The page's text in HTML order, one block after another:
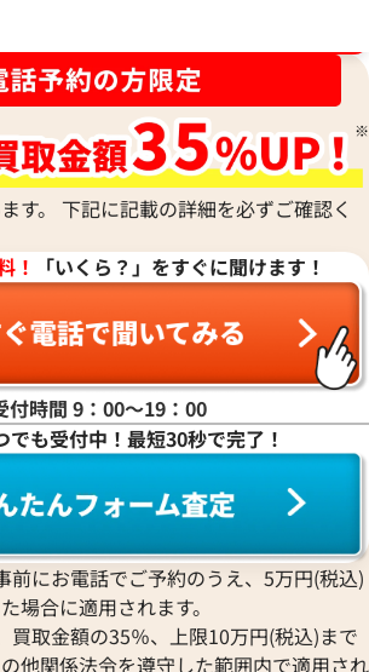
す。 下記に記載の詳細を必ずご確認く
！
「いくら？」をすぐに聞けます！
付時間 9：00〜19：00
でも受付中！最短30秒で完了！
前にお電話でご予約のうえ、5万円(税込)
場合に適用されます。
買取金額の35％、上限10万円(税込)まで
他関係法令を遵守した範囲内で適用され